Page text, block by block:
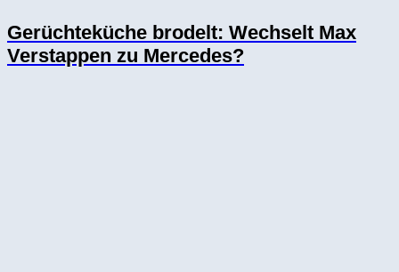
Gerüchteküche brodelt: Wechselt Max
Verstappen zu Mercedes?